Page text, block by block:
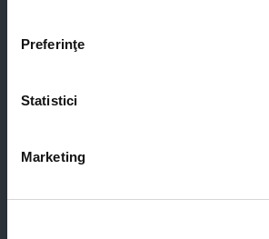
Preferinţe
Statistici
Marketing
Pentru business